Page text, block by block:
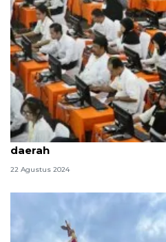
Total jumlah formasi
daerah
22 Agustus 2024